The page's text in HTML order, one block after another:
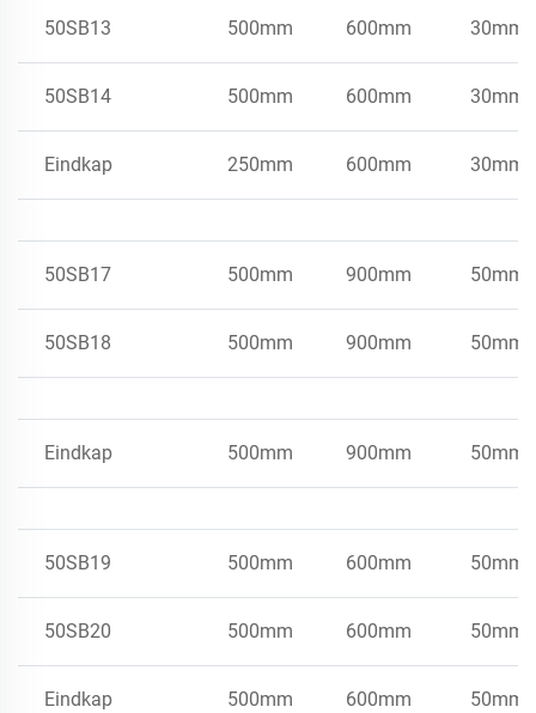
50SB13 500mm 600mm 30mm
50SB14 500mm 600mm 30mm
Eindkap 250mm 600mm 30mm
50SB17 500mm 900mm 50mm
50SB18 500mm 900mm 50mm
Eindkap 500mm 900mm 50mm
50SB19 500mm 600mm 50mm
50SB20 500mm 600mm 50mm
Eindkap 500mm 600mm 50mm